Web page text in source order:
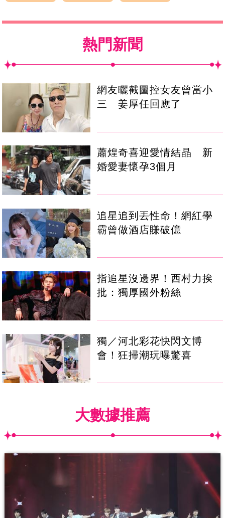
熱門新聞
網友曬截圖控女友曾當小
三 姜厚任回應了
蕭煌奇喜迎愛情結晶 新
婚愛妻懷孕3個月
追星追到丟性命！網紅學
霸曾做酒店賺破億
指追星沒邊界！西村力挨
批：獨厚國外粉絲
獨／河北彩花快閃文博
會！狂掃潮玩曝驚喜
大數據推薦